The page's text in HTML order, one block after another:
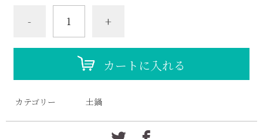
- +
カートに入れる
カテゴリー 土鍋